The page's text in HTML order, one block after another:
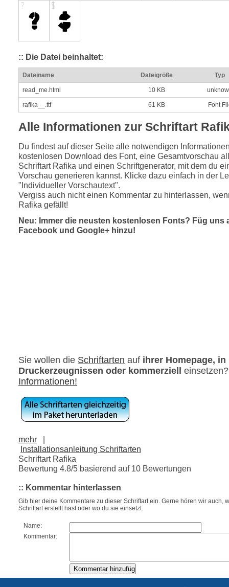
:: Die Datei beinhaltet:
Dateiname Dateigröße Typ
read_me.html 10 KB
rafika__.ttf 61 KB Font
Alle Informationen zur Schriftart
Du findest auf dieser Seite alle notwendigen
kostenlosen Download des Font, eine Gesamtvorschau
Schriftart Rafika und einen Schriftgenerator, mit dem du
Vorschau generieren kannst. Klicke dazu einfach in der
"Individueller Vorschautext".
Vergiss auch nicht einen Kommentar zu hinterlassen,
Rafika gefällt!
Neu: Immer die neusten kostenlosen Fonts? Füg uns
Facebook und Google+ hinzu!
Sie wollen die Schriftarten auf ihrer Homepage, in
Druckerzeugnissen oder kommerziell
Informationen!
mehr
|
Installationsanleitung Schriftarten
Schriftart Rafika
Bewertung 4.8/5 basierend auf 10 Bewertungen
:: Kommentar hinterlassen
Gib hier deine Kommentare zu dieser Schriftart ein. Gerne hören wir auch,
Schriftart erstellt hast oder wo du sie einsetzt.
Name:
Kommentar: